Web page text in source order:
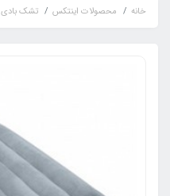
خانه محصولات اینتکس تشک بادی